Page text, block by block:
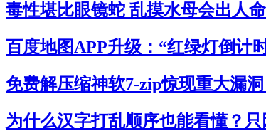
毒性堪比眼镜蛇 乱摸水母会出人命
百度地图APP升级：“红绿灯倒计
免费解压缩神软7-zip惊现重大漏
为什么汉字打乱顺序也能看懂？